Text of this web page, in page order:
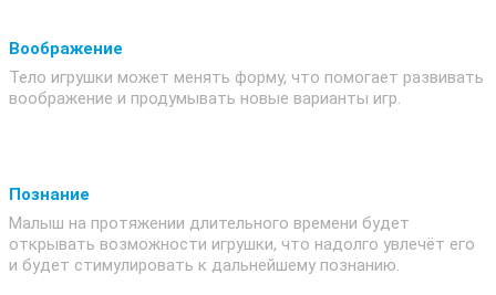
Воображение
Тело игрушки может менять форму, что помогает развивать
воображение и продумывать новые варианты игр.
Познание
Малыш на протяжении длительного времени будет
открывать возможности игрушки, что надолго увлечёт его
и будет стимулировать к дальнейшему познанию.